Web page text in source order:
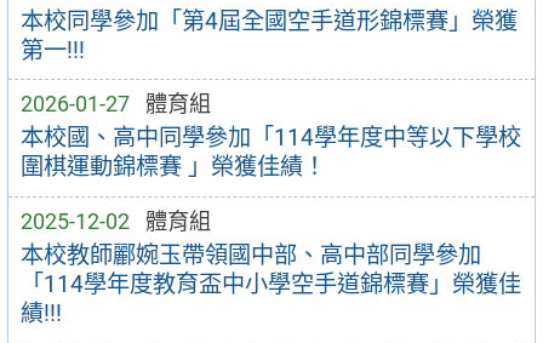
本校同學參加「第4屆全國空手道形錦標賽」榮獲
第一!!!
2026-01-27 體育組
本校國、高中同學參加「114學年度中等以下學校
圍棋運動錦標賽 」榮獲佳績！
2025-12-02 體育組
本校教師酈婉玉帶領國中部、高中部同學參加
「114學年度教育盃中小學空手道錦標賽」榮獲佳
績!!!